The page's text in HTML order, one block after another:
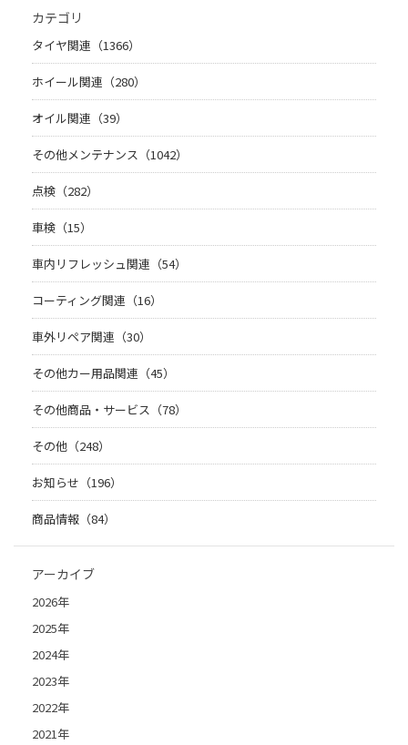
カテゴリ
タイヤ関連（1366）
ホイール関連（280）
オイル関連（39）
その他メンテナンス（1042）
点検（282）
車検（15）
車内リフレッシュ関連（54）
コーティング関連（16）
車外リペア関連（30）
その他カー用品関連（45）
その他商品・サービス（78）
その他（248）
お知らせ（196）
商品情報（84）
アーカイブ
2026年
2025年
2024年
2023年
2022年
2021年